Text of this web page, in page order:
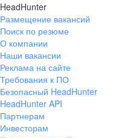
HeadHunter
Размещение вакансий
Поиск по резюме
О компании
Наши вакансии
Реклама на сайте
Требования к ПО
Безопасный HeadHunter
HeadHunter API
Партнерам
Инвесторам